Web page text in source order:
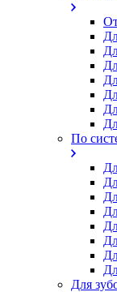
По
Для